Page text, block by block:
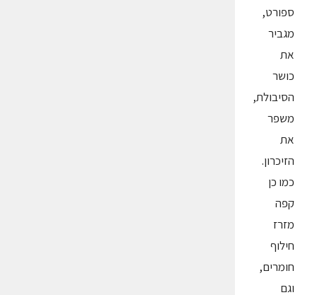
ספורט,
מגביר
את
כושר
הסיבולת,
משפר
את
הזיכרון.
כמו כן
קפה
מזרז
חילוף
חומרים,
וגם